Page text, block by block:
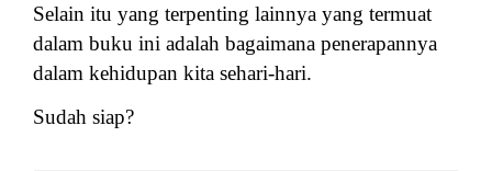
Selain itu yang terpenting lainnya yang termuat
dalam buku ini adalah bagaimana penerapannya
dalam kehidupan kita sehari-hari.
Sudah siap?